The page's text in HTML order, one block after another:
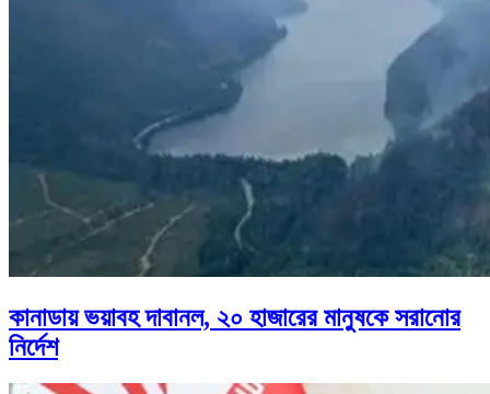
কানাডায় ভয়াবহ দাবানল, ২০ হাজারের মানুষকে সরানোর
নির্দেশ